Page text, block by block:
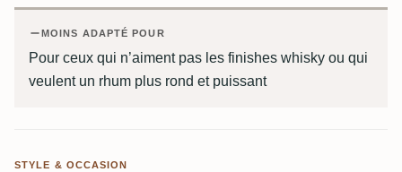
MOINS ADAPTÉ POUR
Pour ceux qui n’aiment pas les finishes whisky ou qui
veulent un rhum plus rond et puissant
STYLE & OCCASION